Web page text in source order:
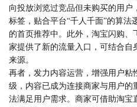
向投放浏览过竞品但未购买的用户
标签，贴合平台“千人千面”的算法
的首页推荐中。此外，淘宝闪购
家提供了新的流量入口，可结合自
来源。
再者，发力内容运营，增强用户粘
级，内容已成为连接商家与用户的
法满足用户需求。商家可借助淘宝